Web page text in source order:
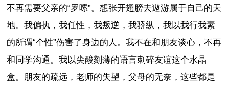
不再需要父亲的“罗嗦”。想张开翅膀去遨游属于自己的天
地。我偏执，我任性，我叛逆，我骄纵，我以我行我素
的所谓“个性”伤害了身边的人。我不在和朋友谈心，不再
和同学沟通。我以尖酸刻薄的语言刺碎友谊这个水晶
盒。朋友的疏远，老师的失望，父母的无奈，这些都是